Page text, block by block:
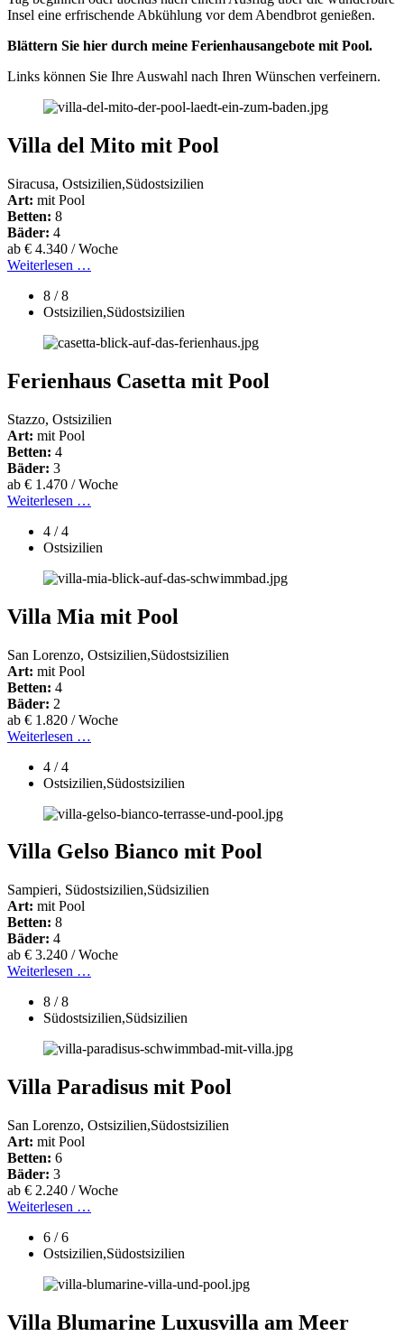
Insel eine erfrischende Abkühlung vor dem Abendbrot genießen.
Blättern Sie hier durch meine Ferienhausangebote mit Pool.
Links können Sie Ihre Auswahl nach Ihren Wünschen verfeinern.
Villa del Mito mit Pool
Siracusa, Ostsizilien,Südostsizilien
Art: mit Pool
Betten: 8
Bäder: 4
ab € 4.340 / Woche
Weiterlesen …
8 / 8
Ostsizilien,Südostsizilien
Ferienhaus Casetta mit Pool
Stazzo, Ostsizilien
Art: mit Pool
Betten: 4
Bäder: 3
ab € 1.470 / Woche
Weiterlesen …
4 / 4
Ostsizilien
Villa Mia mit Pool
San Lorenzo, Ostsizilien,Südostsizilien
Art: mit Pool
Betten: 4
Bäder: 2
ab € 1.820 / Woche
Weiterlesen …
4 / 4
Ostsizilien,Südostsizilien
Villa Gelso Bianco mit Pool
Sampieri, Südostsizilien,Südsizilien
Art: mit Pool
Betten: 8
Bäder: 4
ab € 3.240 / Woche
Weiterlesen …
8 / 8
Südostsizilien,Südsizilien
Villa Paradisus mit Pool
San Lorenzo, Ostsizilien,Südostsizilien
Art: mit Pool
Betten: 6
Bäder: 3
ab € 2.240 / Woche
Weiterlesen …
6 / 6
Ostsizilien,Südostsizilien
Villa Blumarine Luxusvilla am Meer